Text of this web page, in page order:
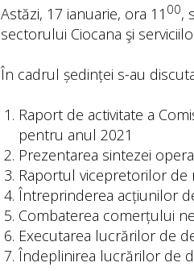
Astăzi, 17 ianuarie, ora 11 00,
sectorului Ciocana şi
În cadrul ședinței s-au
Raport de activitate a
pentru anul 2021
Prezentarea sintezei
Raportul vicepretorilor de
Întreprinderea acțiunilor
Combaterea comerțului
Executarea lucrărilor de
Îndeplinirea lucrărilor de